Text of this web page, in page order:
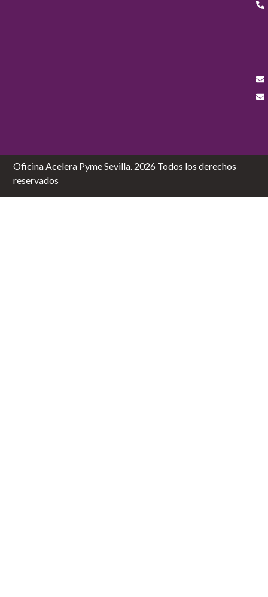
Oficina Acelera Pyme Sevilla. 2026 Todos los derechos
reservados